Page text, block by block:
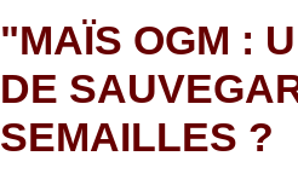
"MAÏS OGM :
DE
SEMAILLES ?